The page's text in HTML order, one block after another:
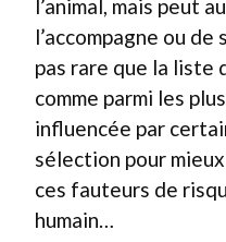
l’animal, mais peut
l’accompagne ou
pas rare que la liste
comme parmi les
influencée par
sélection pour
ces fauteurs de
humain…